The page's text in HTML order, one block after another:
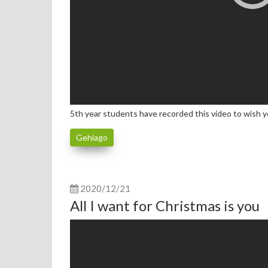
5th year students have recorded this video to wish
Gehiago
2020/12/21
All I want for Christmas is you